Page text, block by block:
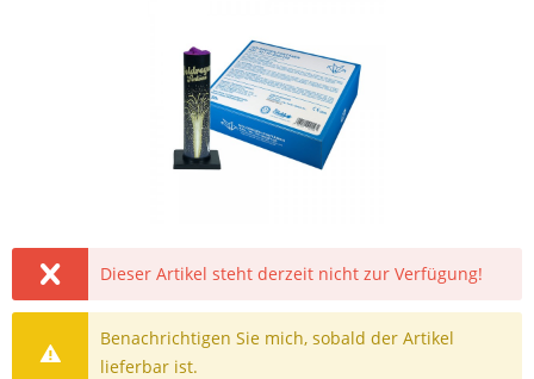
Dieser Artikel steht derzeit nicht zur Verfügung!
Benachrichtigen Sie mich, sobald der Artikel
lieferbar ist.